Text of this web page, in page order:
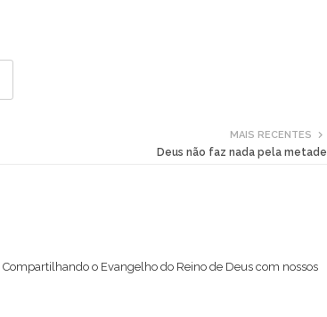
MAIS RECENTES
Deus não faz nada pela metade
o Evangelho do Reino de Deus com nossos